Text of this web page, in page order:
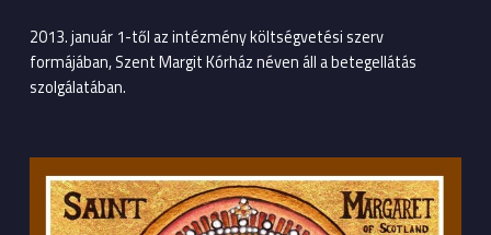
2013. január 1-től az intézmény költségvetési szerv
formájában, Szent Margit Kórház néven áll a betegellátás
szolgálatában.